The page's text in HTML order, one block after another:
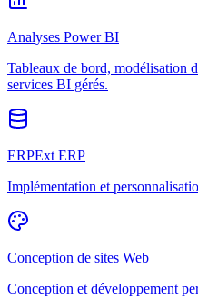
Analyses Power BI
Tableaux de bord, modélisation
services BI gérés.
ERPExt ERP
Implémentation et
Conception de sites Web
Conception et développement